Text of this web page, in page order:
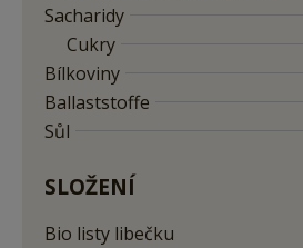
Sacharidy
Cukry
Bílkoviny
Ballaststoffe
Sůl
SLOŽENÍ
Bio listy libečku